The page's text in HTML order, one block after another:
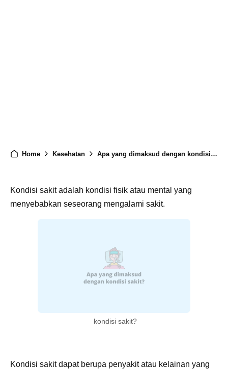
Home Kesehatan Apa yang dimaksud dengan kondisi sakit?
Kondisi sakit adalah kondisi fisik atau mental yang
menyebabkan seseorang mengalami sakit.
kondisi sakit?
Kondisi sakit dapat berupa penyakit atau kelainan yang